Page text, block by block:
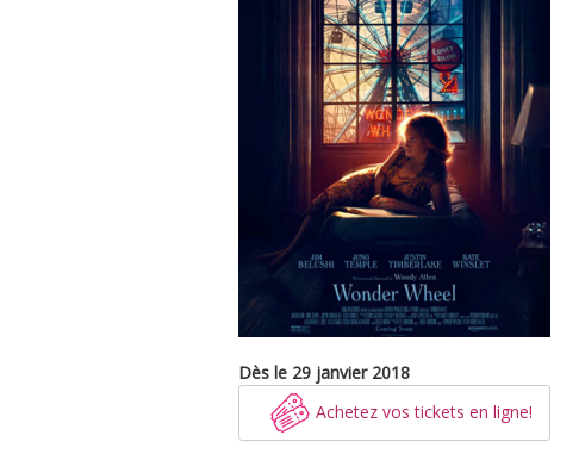
Dès le 29 janvier 2018
Achetez vos tickets en ligne!